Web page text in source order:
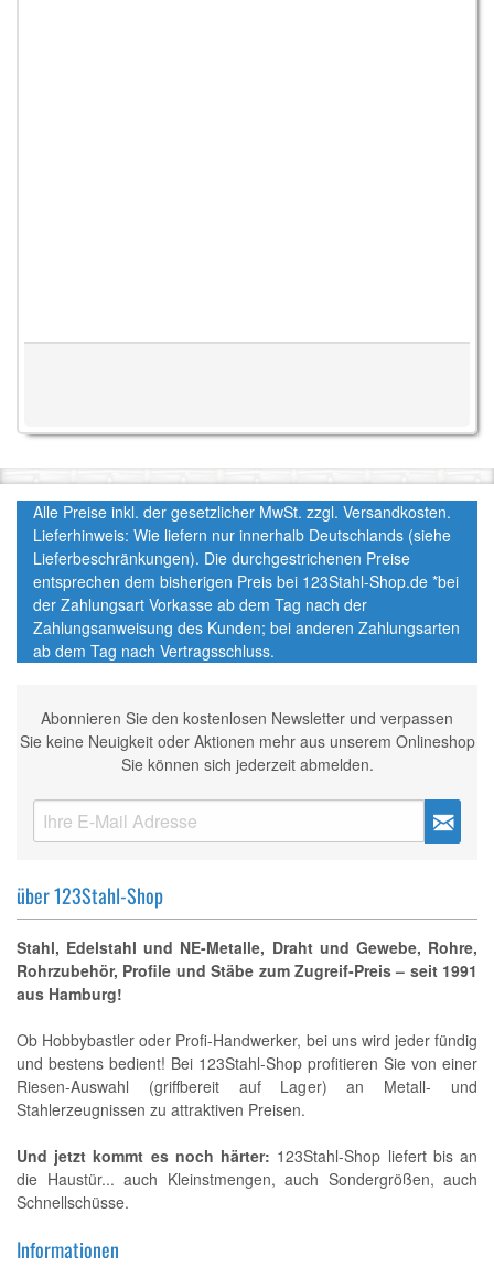
Alle Preise inkl. der gesetzlicher MwSt. zzgl. Versandkosten.
Lieferhinweis: Wie liefern nur innerhalb Deutschlands (siehe
Lieferbeschränkungen). Die durchgestrichenen Preise
entsprechen dem bisherigen Preis bei 123Stahl-Shop.de *bei
der Zahlungsart Vorkasse ab dem Tag nach der
Zahlungsanweisung des Kunden; bei anderen Zahlungsarten
ab dem Tag nach Vertragsschluss.
Abonnieren Sie den kostenlosen Newsletter und verpassen
Sie keine Neuigkeit oder Aktionen mehr aus unserem Onlineshop
Sie können sich jederzeit abmelden.
über 123Stahl-Shop
Stahl, Edelstahl und NE-Metalle, Draht und Gewebe, Rohre,
Rohrzubehör, Profile und Stäbe zum Zugreif-Preis – seit 1991
aus Hamburg!
Ob Hobbybastler oder Profi-Handwerker, bei uns wird jeder fündig
und bestens bedient! Bei 123Stahl-Shop profitieren Sie von einer
Riesen-Auswahl (griffbereit auf Lager) an Metall- und
Stahlerzeugnissen zu attraktiven Preisen.
Und jetzt kommt es noch härter: 123Stahl-Shop liefert bis an
die Haustür... auch Kleinstmengen, auch Sondergrößen, auch
Schnellschüsse.
Informationen